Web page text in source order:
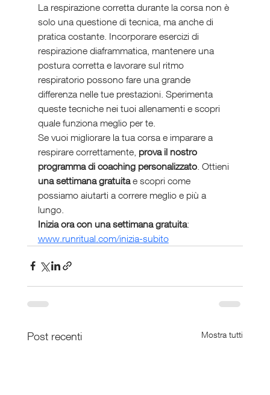
La respirazione corretta durante la corsa non è
solo una questione di tecnica, ma anche di
pratica costante. Incorporare esercizi di
respirazione diaframmatica, mantenere una
postura corretta e lavorare sul ritmo
respiratorio possono fare una grande
differenza nelle tue prestazioni. Sperimenta
queste tecniche nei tuoi allenamenti e scopri
quale funziona meglio per te.
Se vuoi migliorare la tua corsa e imparare a
respirare correttamente, prova il nostro
programma di coaching personalizzato. Ottieni
una settimana gratuita e scopri come
possiamo aiutarti a correre meglio e più a
lungo.
Inizia ora con una settimana gratuita:
www.runritual.com/inizia-subito
Post recenti Mostra tutti